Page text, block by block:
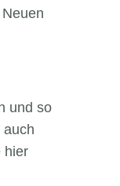
und so
auch
hier